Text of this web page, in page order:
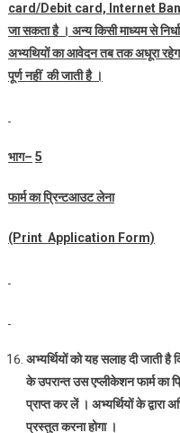
card/Debit card, Internet
जा सकता है । अन्य किसी माध्यम से
अभ्‍यथियों का आवेदन तब तक अधूरा
पूर्ण नहीं की जाती है ।
भाग– 5
फार्म का प्रि‍न्टआउट लेना
(Print Application Form)
अभ्‍यर्थियों को यह सलाह दी जाती
के उपरान्त उस एप्‍लीकेशन फार्म का
प्राप्‍त कर लें । अभ्‍यर्थियों के द्वारा
प्रस्तुत करना होगा ।